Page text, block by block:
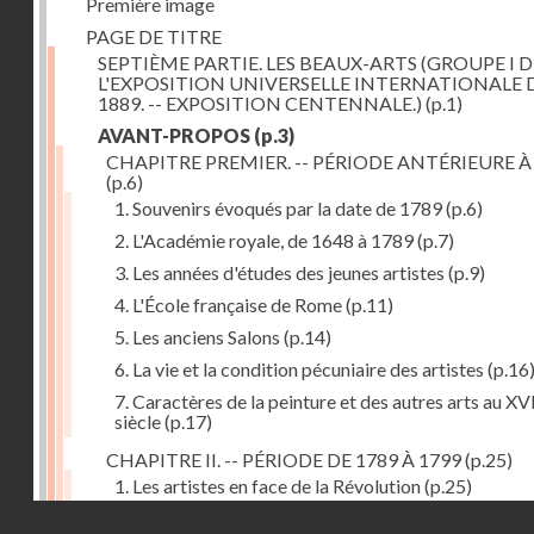
PAGE DE TITRE
SEPTIÈME PARTIE. LES BEAUX-ARTS (GROUPE I
L'EXPOSITION UNIVERSELLE INTERNATIONALE
1889. -- EXPOSITION CENTENNALE.) (p.1)
AVANT-PROPOS (p.3)
CHAPITRE PREMIER. -- PÉRIODE ANTÉRIEURE
(p.6)
1. Souvenirs évoqués par la date de 1789(p.6)
2. L'Académie royale, de 1648 à 1789(p.7)
3. Les années d'études des jeunes artistes (p.9)
4. L'École française de Rome(p.11)
5. Les anciens Salons (p.14)
6. La vie et la condition pécuniaire des artistes (p.16)
7. Caractères de la peinture et des autres arts au
siècle(p.17)
CHAPITRE II. -- PÉRIODE DE 1789 À 1799(p.25)
1. Les artistes en face de la Révolution(p.25)